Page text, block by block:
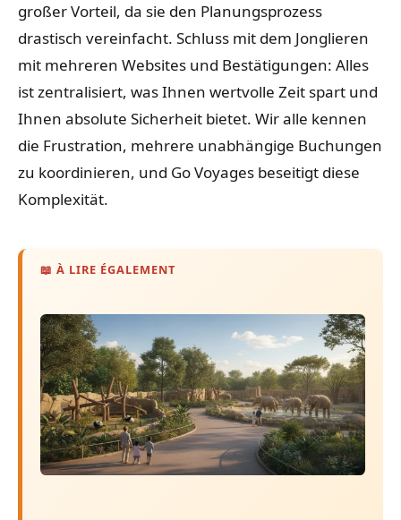
großer Vorteil, da sie den Planungsprozess
drastisch vereinfacht. Schluss mit dem Jonglieren
mit mehreren Websites und Bestätigungen: Alles
ist zentralisiert, was Ihnen wertvolle Zeit spart und
Ihnen absolute Sicherheit bietet. Wir alle kennen
die Frustration, mehrere unabhängige Buchungen
zu koordinieren, und Go Voyages beseitigt diese
Komplexität.
📖 À LIRE ÉGALEMENT